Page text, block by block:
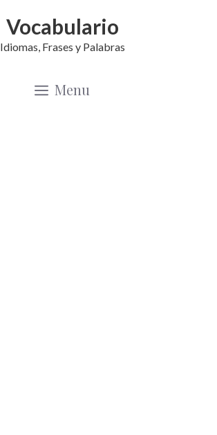
Vocabulario
Idiomas, Frases y Palabras
Menu